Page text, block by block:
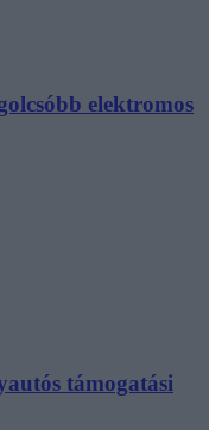
elektromos
támogatási